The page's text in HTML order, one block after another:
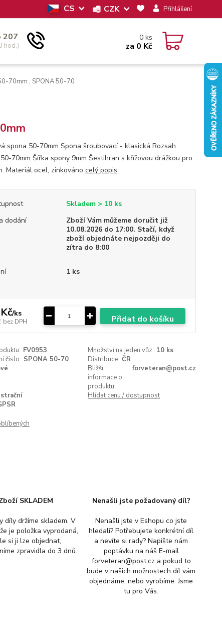
CS CZK Přihlášení
207
hod.)
0 ks
za 0 Kč
70mm ; SPONA 50-70
spona 50-70mm Spona šroubovací - klasická Rozsah
70mm Šířka spony 9mm Šestihran s křížovou drážkou pro
Materiál ocel, zinkováno celý popis
Skladem > 10 ks
dodání
Zboží Vám můžeme doručit již
10.08.2026 do 17:00. Stačí, když
zboží objednáte nejpozději do
zítra do 8:00
1 ks
/ks
bez DPH Přidat do košíku
FV0953 Množství na jeden vůz: 10 ks
číslo: SPONA 50-70 Distribuce: ČR
Bližší
informace o
produktu:
forveteran@post.cz
Hlídat cenu / dostupnost
SKLADEM
díly držíme skladem. V
je položka vyprodaná,
si ji lze objednat,
zpravidla do 3 dnů.
Nenašli jste požadovaný díl?
Nenašli jste v Eshopu co jste
hledali? Potřebujete konkrétní díl
a nevíte si rady? Napište nám
poptávku na náš E-mail
forveteran@post.cz a pokud to
bude v našich možnostech díl vám
objednáme, nebo vyrobíme. Jsme
tu pro Vás.